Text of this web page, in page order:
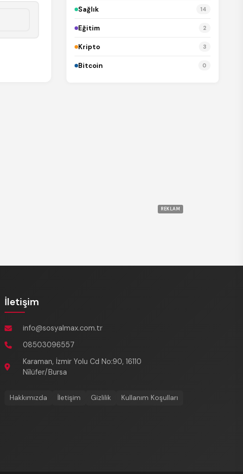
Sağlık 14
Eğitim 2
Kripto 3
Bitcoin 0
REKLAM
İletişim
info@sosyalmax.com.tr
08503096557
Karaman, İzmir Yolu Cd No:90, 16110
Ni̇lüfer/Bursa
Hakkımızda İletişim Gizlilik Kullanım Koşulları